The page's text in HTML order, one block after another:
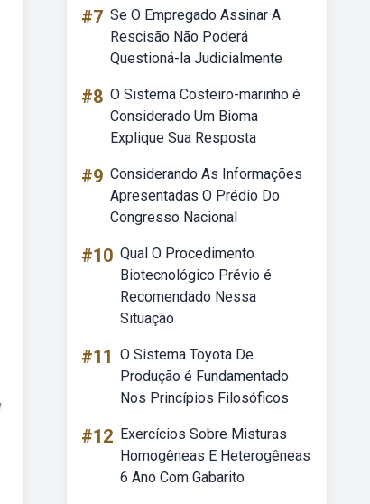
#7 Se O Empregado Assinar A
Rescisão Não Poderá
Questioná-la Judicialmente
#8 O Sistema Costeiro-marinho é
Considerado Um Bioma
Explique Sua Resposta
#9 Considerando As Informações
Apresentadas O Prédio Do
Congresso Nacional
#10 Qual O Procedimento
Biotecnológico Prévio é
Recomendado Nessa
Situação
#11 O Sistema Toyota De
Produção é Fundamentado
Nos Princípios Filosóficos
#12 Exercícios Sobre Misturas
Homogêneas E Heterogêneas
6 Ano Com Gabarito